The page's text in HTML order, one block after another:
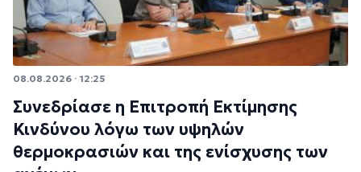
08.08.2026 · 12:25
Συνεδρίασε η Επιτροπή Εκτίμησης
Κινδύνου λόγω των υψηλών
θερμοκρασιών και της ενίσχυσης των